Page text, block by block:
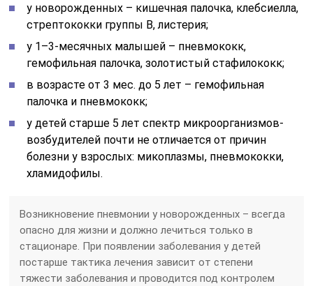
у новорожденных – кишечная палочка, клебсиелла,
стрептококки группы В, листерия;
у 1–3-месячных малышей – пневмококк,
гемофильная палочка, золотистый стафилококк;
в возрасте от 3 мес. до 5 лет – гемофильная
палочка и пневмококк;
у детей старше 5 лет спектр микроорганизмов-
возбудителей почти не отличается от причин
болезни у взрослых: микоплазмы, пневмококки,
хламидофилы.
Возникновение пневмонии у новорожденных – всегда
опасно для жизни и должно лечиться только в
стационаре. При появлении заболевания у детей
постарше тактика лечения зависит от степени
тяжести заболевания и проводится под контролем